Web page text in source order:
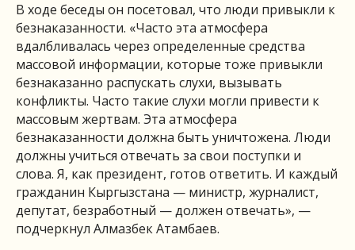
В ходе беседы он посетовал, что люди привыкли к
безнаказанности. «Часто эта атмосфера
вдалбливалась через определенные средства
массовой информации, которые тоже привыкли
безнаказанно распускать слухи, вызывать
конфликты. Часто такие слухи могли привести к
массовым жертвам. Эта атмосфера
безнаказанности должна быть уничтожена. Люди
должны учиться отвечать за свои поступки и
слова. Я, как президент, готов ответить. И каждый
гражданин Кыргызстана — министр, журналист,
депутат, безработный — должен отвечать», —
подчеркнул Алмазбек Атамбаев.